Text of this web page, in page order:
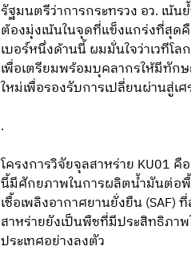
รัฐมนตรีว่าการกระทรวง อว. เน้น
ต้องมุ่งเน้นในจุดที่แข็งแกร่งที่สุดคื
เบอร์หนึ่งด้านนี้ ผมมั่นใจว่าเวทีโล
เพื่อเตรียมพร้อมบุคลากรให้มีทักษ
ใหม่เพื่อรองรับการเปลี่ยนผ่านสู่เ
.
โครงการวิจัยจุลสาหร่าย KU01
นี้มีศักยภาพในการผลิตน้ำมันต่อพื้
เชื้อเพลิงอากาศยานยั่งยืน
สาหร่ายยังเป็นพืชที่มีประสิทธิภา
ประเทศอย่างลงตัว